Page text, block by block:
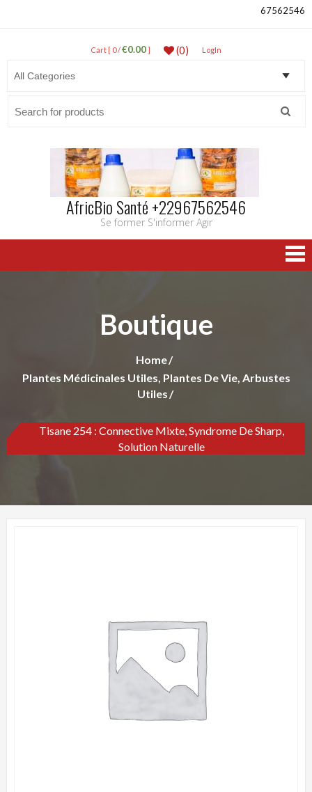
67562546
Cart [ 0 /€0.00] (0) LogIn
AfricBio Santé +22967562546
Se former S'informer Agir
Boutique
Home
Plantes Médicinales Utiles, Plantes De Vie, Arbustes
Utiles
Tisane 254 : Connective Mixte, Syndrome De Sharp,
Solution Naturelle